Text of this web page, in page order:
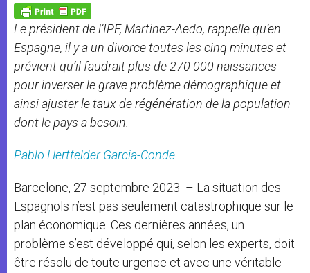
p
p
g
e
r
o
k
Le président de l’IPF, Martinez-Aedo, rappelle qu’en
Espagne, il y a un divorce toutes les cinq minutes et
prévient qu’il faudrait plus de 270 000 naissances
pour inverser le grave problème démographique et
ainsi ajuster le taux de régénération de la population
dont le pays a besoin.
Pablo Hertfelder Garcia-Conde
Barcelone, 27 septembre 2023 – La situation des
Espagnols n’est pas seulement catastrophique sur le
plan économique. Ces dernières années, un
problème s’est développé qui, selon les experts, doit
être résolu de toute urgence et avec une véritable